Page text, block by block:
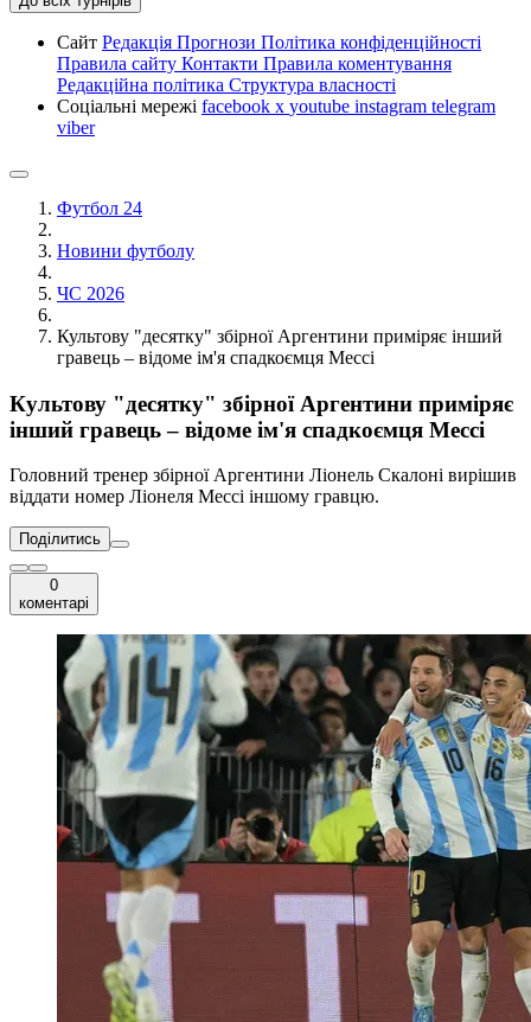
Сайт Редакція Прогнози Політика конфіденційності
Правила сайту Контакти Правила коментування
Редакційна політика Структура власності
Соціальні мережі facebook x youtube instagram telegram
viber
Футбол 24
Новини футболу
ЧС 2026
Культову "десятку" збірної Аргентини приміряє інший
гравець – відоме ім'я спадкоємця Мессі
Культову "десятку" збірної Аргентини приміряє
інший гравець – відоме ім'я спадкоємця Мессі
Головний тренер збірної Аргентини Ліонель Скалоні вирішив
віддати номер Ліонеля Мессі іншому гравцю.
Поділитись
0
коментарі